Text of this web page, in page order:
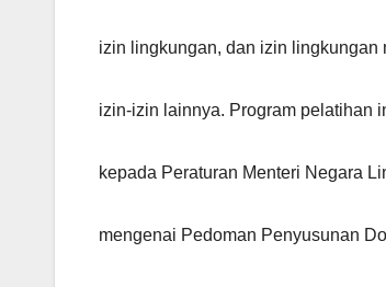
izin lingkungan, dan izin lingkungan
izin-izin lainnya. Program pelatihan
kepada Peraturan Menteri Negara
mengenai Pedoman Penyusunan